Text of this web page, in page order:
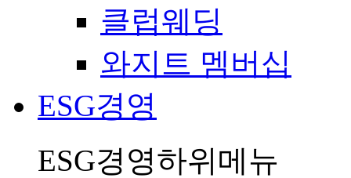
클럽웨딩
와지트 멤버십
ESG경영
ESG경영하위메뉴